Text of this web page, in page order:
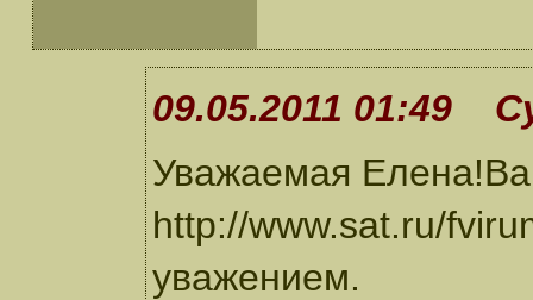
09.05.2011 01:49
Уважаемая
http://www.sat.ru/
уважением.